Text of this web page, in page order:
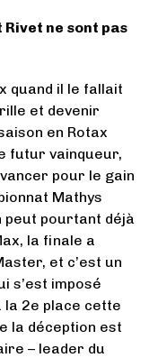
ne sont pas
quand il le fallait
et devenir
en Rotax
futur vainqueur,
pour le gain
Mathys
peut pourtant déjà
la finale a
et c’est un
s’est imposé
la 2e place cette
la déception est
– leader du